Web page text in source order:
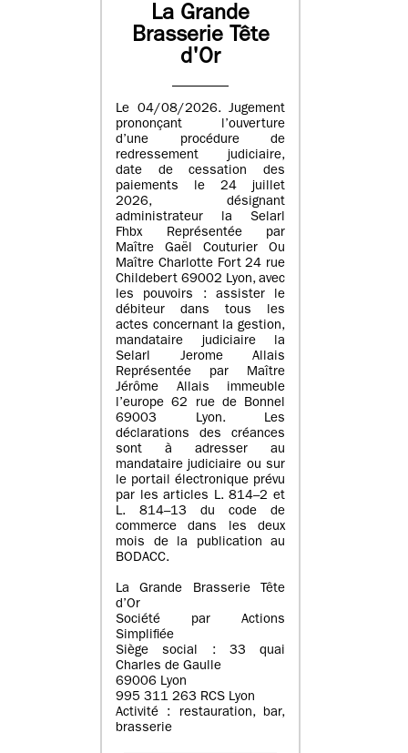
La Grande
Brasserie Tête
d'Or
Le 04/08/2026. Jugement
prononçant l’ouverture
d’une procédure de
redressement judiciaire,
date de cessation des
paiements le 24 juillet
2026, désignant
administrateur la Selarl
Fhbx Représentée par
Maître Gaël Couturier Ou
Maître Charlotte Fort 24 rue
Childebert 69002 Lyon, avec
les pouvoirs : assister le
débiteur dans tous les
actes concernant la gestion,
mandataire judiciaire la
Selarl Jerome Allais
Représentée par Maître
Jérôme Allais immeuble
l’europe 62 rue de Bonnel
69003 Lyon. Les
déclarations des créances
sont à adresser au
mandataire judiciaire ou sur
le portail électronique prévu
par les articles L. 814–2 et
L. 814–13 du code de
commerce dans les deux
mois de la publication au
BODACC.
La Grande Brasserie Tête
d’Or
Société par Actions
Simplifiée
Siège social : 33 quai
Charles de Gaulle
69006 Lyon
995 311 263 RCS Lyon
Activité : restauration, bar,
brasserie